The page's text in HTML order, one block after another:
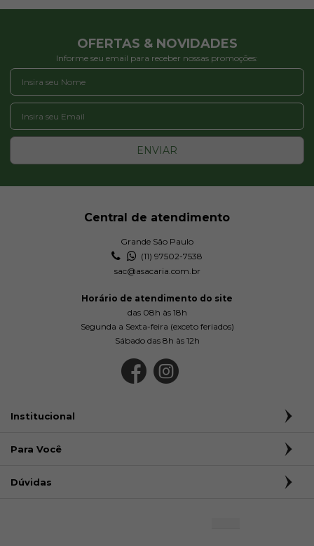
OFERTAS & NOVIDADES
Informe seu email para receber nossas promoções:
ENVIAR
Central de atendimento
Grande São Paulo
(11) 97502-7538
sac@asacaria.com.br
Horário de atendimento do site
das 08h às 18h
Segunda a Sexta-feira (exceto feriados)
Sábado das 8h às 12h
Institucional
Para Você
Dúvidas